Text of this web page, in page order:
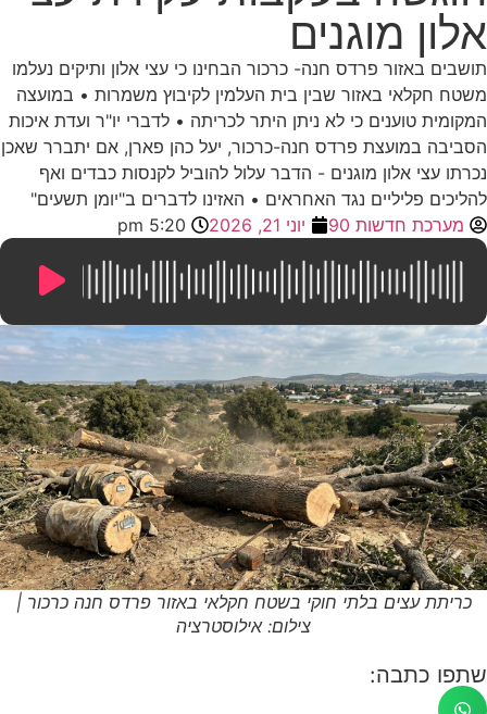
אלון מוגנים
תושבים באזור פרדס חנה- כרכור הבחינו כי עצי אלון ותיקים נעלמו
משטח חקלאי באזור שבין בית העלמין לקיבוץ משמרות • במועצה
המקומית טוענים כי לא ניתן היתר לכריתה • לדברי יו"ר ועדת איכות
הסביבה במועצת פרדס חנה-כרכור, יעל כהן פארן, אם יתברר שאכן
נכרתו עצי אלון מוגנים - הדבר עלול להוביל לקנסות כבדים ואף
להליכים פליליים נגד האחראים • האזינו לדברים ב"יומן תשעים"
מערכת חדשות 90
יוני 21, 2026 5:20 pm
0:00
/
7:26
כריתת עצים בלתי חוקי בשטח חקלאי באזור פרדס חנה כרכור |
צילום: אילוסטרציה
שתפו כתבה: